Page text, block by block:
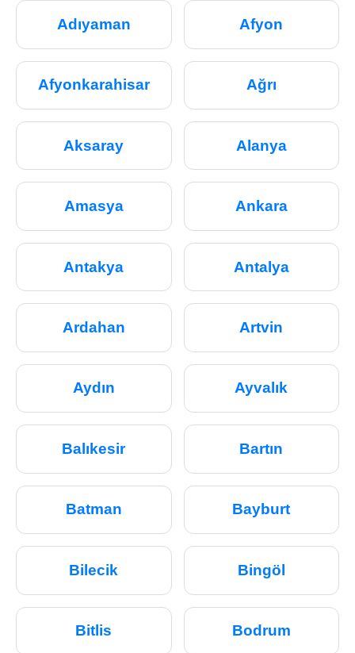
Adıyaman Afyon
Afyonkarahisar Ağrı
Aksaray Alanya
Amasya Ankara
Antakya Antalya
Ardahan Artvin
Aydın Ayvalık
Balıkesir Bartın
Batman Bayburt
Bilecik Bingöl
Bitlis Bodrum